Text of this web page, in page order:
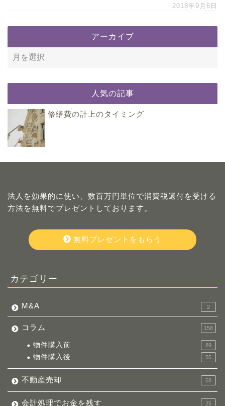
2018年9月6日
アーカイブ
人気の記事
修繕費の計上のタイミング
法人を効果的に使い、数百万円単位で消費税還付を受ける
方法を無料でプレゼントしております。
無料プレゼントをもらう
カテゴリー
M&A 2
コラム 158
物件購入前 89
物件購入後 55
不動産売却 58
会計処理でお金を残す 25